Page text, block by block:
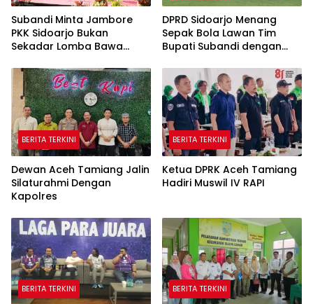
Subandi Minta Jambore
PKK Sidoarjo Bukan
Sekadar Lomba Bawa
untuk Warga
DPRD Sidoarjo Menang
Sepak Bola Lawan Tim
Bupati Subandi dengan
BERITA TERKINI
Dewan Aceh Tamiang Jalin
Silaturahmi Dengan
Kapolres
BERITA TERKINI
Ketua DPRK Aceh Tamiang
Hadiri Muswil IV RAPI
BERITA TERKINI BERITA TERKINI